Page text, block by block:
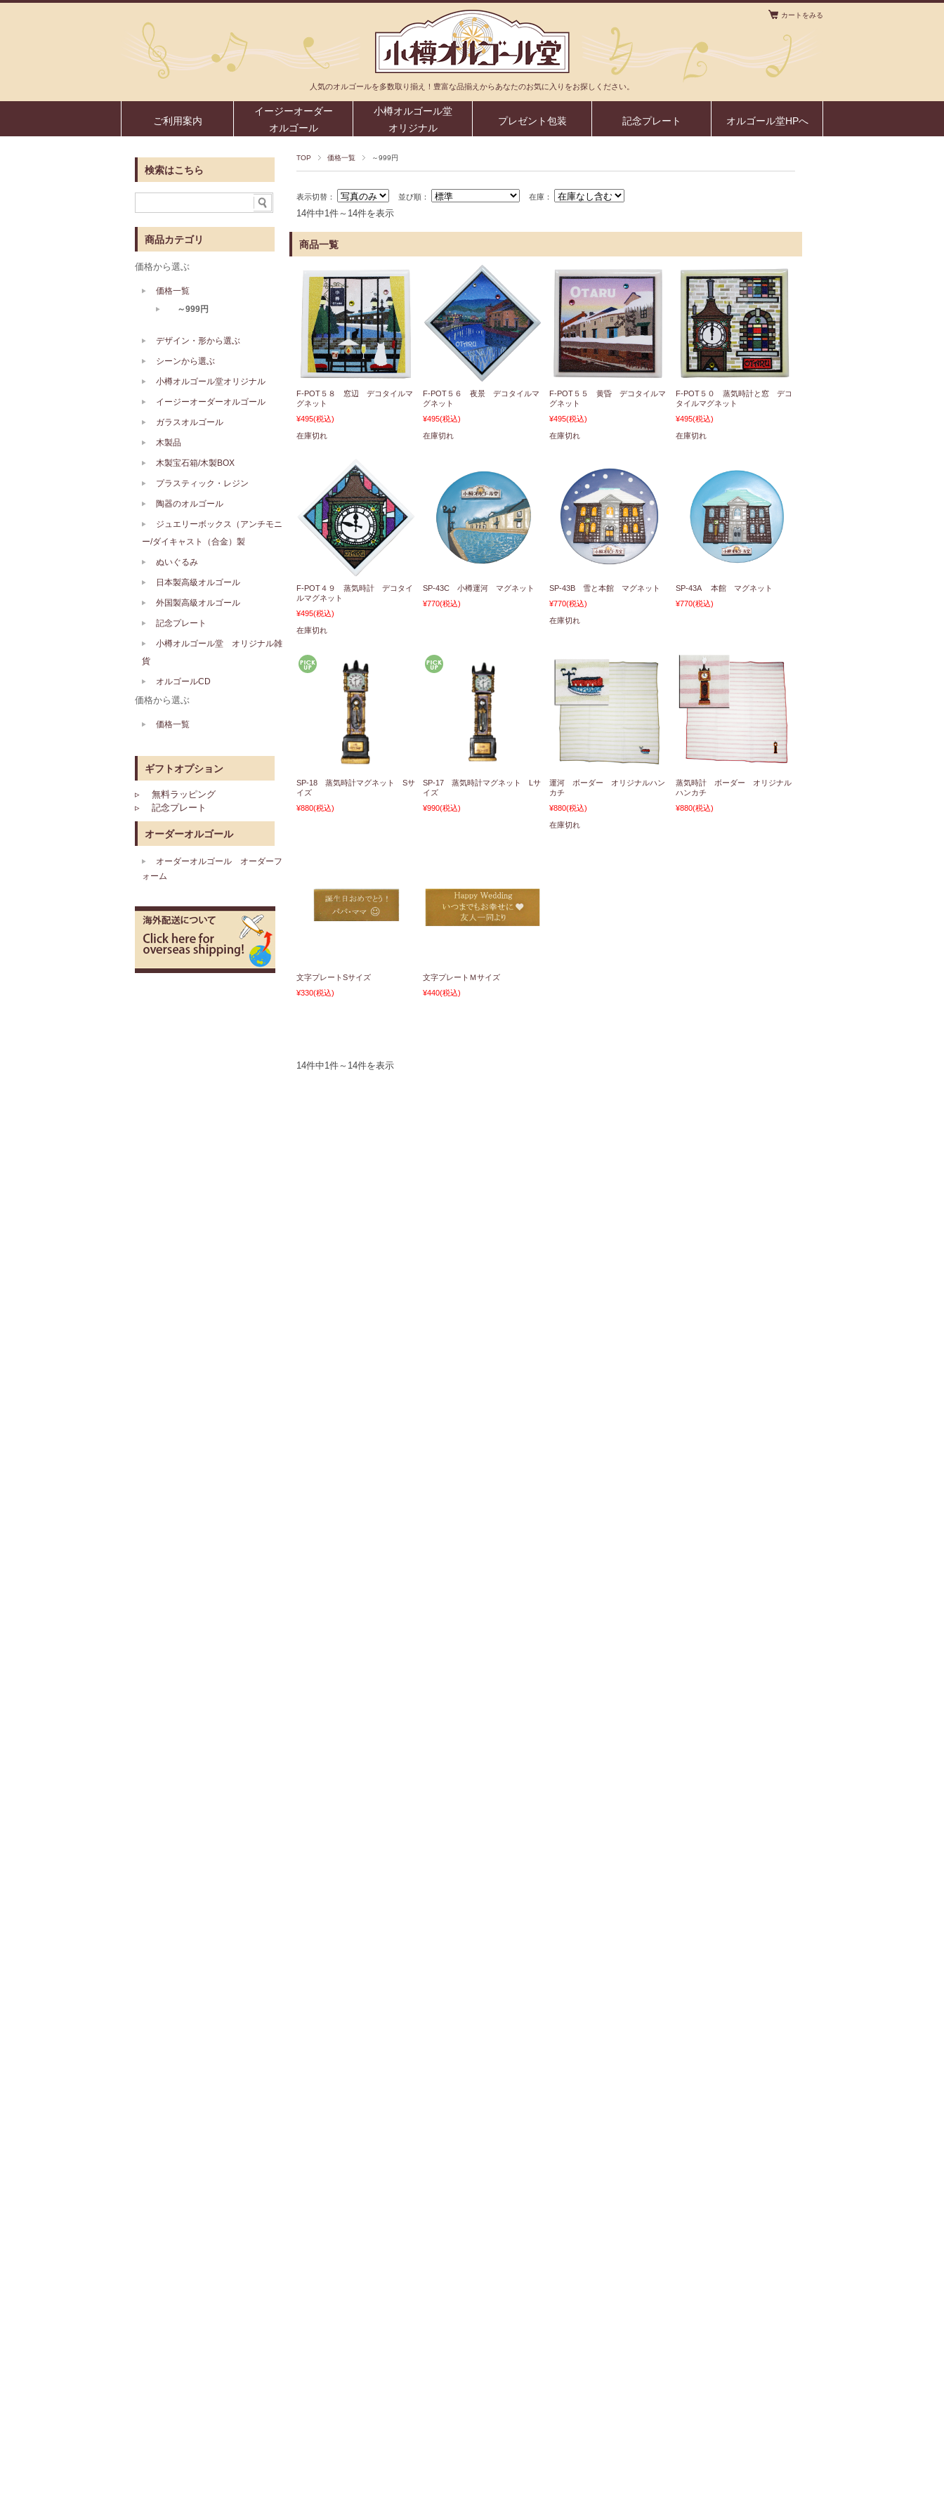
人気のオルゴールを多数取り揃え！豊富な品揃えからあなたのお気に入りをお探しください。
カートをみる
ご利用案内
イージーオーダー
オルゴール
小樽オルゴール堂
オリジナル
プレゼント包装 記念プレート オルゴール堂HPへ
TOP 価格一覧 ～999円
表示切替： 並び順： 在庫：
14件中1件～14件を表示
商品一覧
F-POT５８ 窓辺 デコタイルマ
グネット
¥495(税込)
在庫切れ
F-POT５６ 夜景 デコタイルマ
グネット
¥495(税込)
在庫切れ
F-POT５５ 黄昏 デコタイルマ
グネット
¥495(税込)
在庫切れ
F-POT５０ 蒸気時計と窓 デコ
タイルマグネット
¥495(税込)
在庫切れ
F-POT４９ 蒸気時計 デコタイ
ルマグネット
¥495(税込)
在庫切れ
SP-43C 小樽運河 マグネット
¥770(税込)
SP-43B 雪と本館 マグネット
¥770(税込)
在庫切れ
SP-43A 本館 マグネット
¥770(税込)
SP-18 蒸気時計マグネット Sサ
イズ
¥880(税込)
SP-17 蒸気時計マグネット Lサ
イズ
¥990(税込)
運河 ボーダー オリジナルハン
カチ
¥880(税込)
在庫切れ
蒸気時計 ボーダー オリジナル
ハンカチ
¥880(税込)
文字プレートSサイズ
¥330(税込)
文字プレートＭサイズ
¥440(税込)
14件中1件～14件を表示
検索はこちら
商品カテゴリ
価格から選ぶ
価格一覧
～999円
デザイン・形から選ぶ
シーンから選ぶ
小樽オルゴール堂オリジナル
イージーオーダーオルゴール
ガラスオルゴール
木製品
木製宝石箱/木製BOX
プラスティック・レジン
陶器のオルゴール
ジュエリーボックス（アンチモニ
ー/ダイキャスト（合金）製
ぬいぐるみ
日本製高級オルゴール
外国製高級オルゴール
記念プレート
小樽オルゴール堂 オリジナル雑
貨
オルゴールCD
価格から選ぶ
価格一覧
ギフトオプション
▹ 無料ラッピング
▹ 記念プレート
オーダーオルゴール
オーダーオルゴール オーダーフ
ォーム